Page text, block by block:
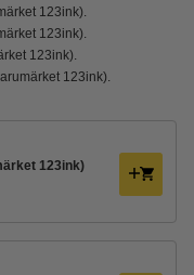
123ink).
123ink).
123ink).
123ink).
123ink)